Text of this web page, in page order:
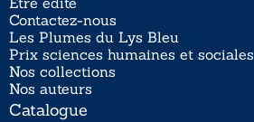
Contactez-nous
Les Plumes du Lys Bleu
Prix sciences humaines et sociales
Nos collections
Nos auteurs
Catalogue